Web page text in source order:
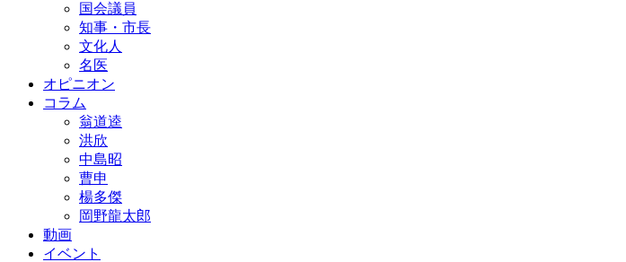
国会議員
知事・市長
文化人
名医
オピニオン
コラム
翁道逵
洪欣
中島昭
曹申
楊多傑
岡野龍太郎
動画
イベント